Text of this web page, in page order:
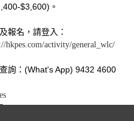
$3,600)。
報名，請登入：
hkpes.com/activity/general_wlc/
詢：(What's App) 9432 4600